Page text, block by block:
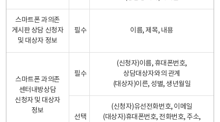
스마트폰 과의존
게시판 상담 신청자
및 대상자 정보
필수 이름, 제목, 내용
스마트폰 과의존
센터내방상담
신청자 및 대상자
정보
필수
(신청자)이름, 휴대폰번호,
상담대상자와의 관계
(대상자)이른, 성별, 생년월일
선택
(신청자)유선전화번호, 이메일
(대상자)휴대폰번호, 전화번호, 주소,